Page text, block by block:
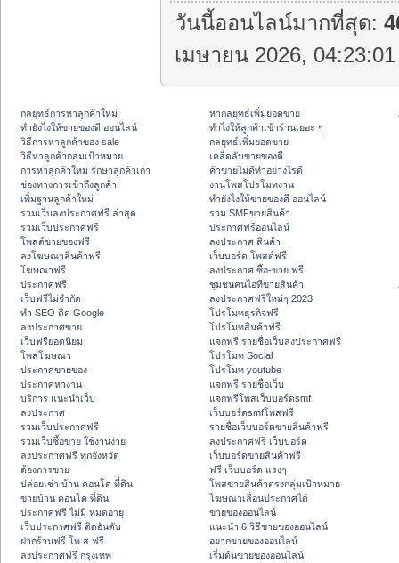
วันนี้ออนไลน์มากที่สุด:
เมษายน 2026,
กลยุทธ์การหาลูกค้าใหม่
ทํายังไงให้ขายของดี ออนไลน์
วิธีการหาลูกค้าของ sale
วิธีหาลูกค้ากลุ่มเป้าหมาย
การหาลูกค้าใหม่ รักษาลูกค้าเก่า
ช่องทางการเข้าถึงลูกค้า
เพิ่มฐานลูกค้าใหม่
รวมเว็บลงประกาศฟรี ล่าสุด
รวมเว็บประกาศฟรี
โพสต์ขายของฟรี
ลงโฆษณาสินค้าฟรี
โฆษณาฟรี
ประกาศฟรี
เว็บฟรีไม่จำกัด
ทำ SEO ติด Google
ลงประกาศขาย
เว็บฟรียอดนิยม
โพสโฆษณา
ประกาศขายของ
ประกาศหางาน
บริการ แนะนำเว็บ
ลงประกาศ
รวมเว็บประกาศฟรี
รวมเว็บซื้อขาย ใช้งานง่าย
ลงประกาศฟรี ทุกจังหวัด
ต้องการขาย
ปล่อยเช่า บ้าน คอนโด ที่ดิน
ขายบ้าน คอนโด ที่ดิน
ประกาศฟรี ไม่มี หมดอายุ
เว็บประกาศฟรี ติดอันดับ
ฝากร้านฟรี โพ ส ฟรี
ลงประกาศฟรี กรุงเทพ
หากลยุทธ์เพิ่มยอดขาย
ทําไงให้ลูกค้าเข้าร้านเยอะ ๆ
กลยุทธ์เพิ่มยอดขาย
เคล็ดลับขายของดี
ค้าขายไม่ดีทำอย่างไรดี
งานโพสโปรโมทงาน
ทํายังไงให้ขายของดี ออนไลน์
รวม SMFขายสินค้า
ประกาศฟรีออนไลน์
ลงประกาศ สินค้า
เว็บบอร์ด โพสต์ฟรี
ลงประกาศ ซื้อ-ขาย ฟรี
ชุมชนคนไอทีขายสินค้า
ลงประกาศฟรีใหม่ๆ 2023
โปรโมทธุรกิจฟรี
โปรโมทสินค้าฟรี
แจกฟรี รายชื่อเว็บลงประกาศฟรี
โปรโมท Social
โปรโมท youtube
แจกฟรี รายชื่อเว็บ
แจกฟรีโพสเว็บบอร์ดsmf
เว็บบอร์ดsmfโพสฟรี
รายชื่อเว็บบอร์ดขายสินค้าฟรี
ลงประกาศฟรี เว็บบอร์ด
เว็บบอร์ดขายสินค้าฟรี
ฟรี เว็บบอร์ด แรงๆ
โพสขายสินค้าตรงกลุ่มเป้าหมาย
โฆษณาเลื่อนประกาศได้
ขายของออนไลน์
แนะนำ 6 วิธีขายของออนไลน์
อยากขายของออนไลน์
เริ่มต้นขายของออนไลน์